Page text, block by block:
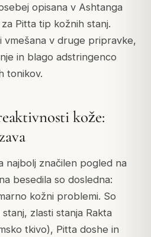
opisana v Ashtanga
Pitta tip kožnih stanj.
vmešana v druge pripravke,
in blago adstringenco
tonikov.
kože:
najbolj značilen pogled na
besedila so dosledna:
kožni problemi. So
zlasti stanja Rakta
tkivo), Pitta doshe in